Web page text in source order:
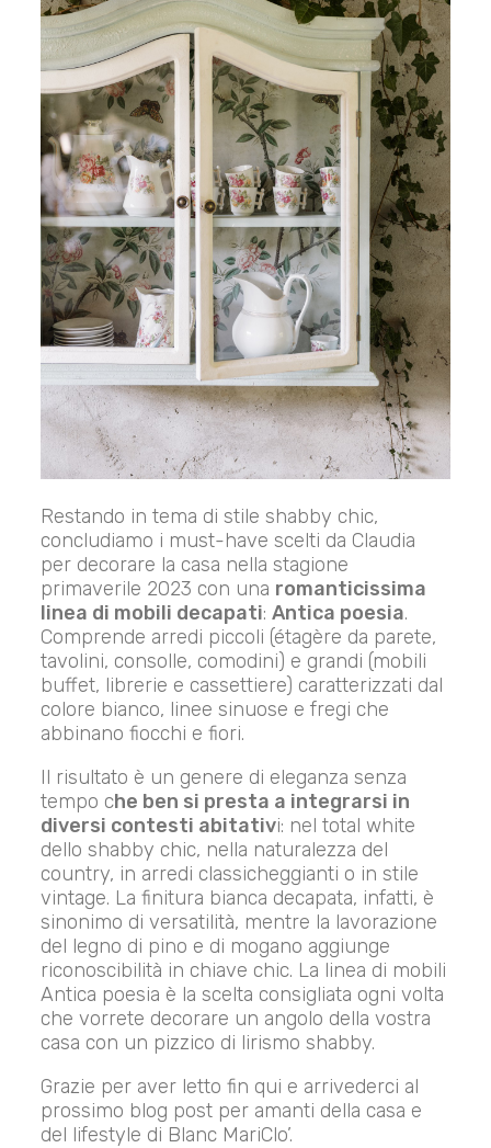
Restando in tema di stile shabby chic,
concludiamo i must-have scelti da Claudia
per decorare la casa nella stagione
primaverile 2023 con una romanticissima
linea di mobili decapati:Antica poesia.
Comprende arredi piccoli (étagère da parete,
tavolini, consolle, comodini) e grandi (mobili
buffet, librerie e cassettiere) caratterizzati dal
colore bianco, linee sinuose e fregi che
abbinano fiocchi e fiori.
Il risultato è un genere di eleganza senza
tempo che ben si presta a integrarsi in
diversi contesti abitativi: nel total white
dello shabby chic, nella naturalezza del
country, in arredi classicheggianti o in stile
vintage. La finitura bianca decapata, infatti, è
sinonimo di versatilità, mentre la lavorazione
del legno di pino e di mogano aggiunge
riconoscibilità in chiave chic. La linea di mobili
Antica poesia è la scelta consigliata ogni volta
che vorrete decorare un angolo della vostra
casa con un pizzico di lirismo shabby.
Grazie per aver letto fin qui e arrivederci al
prossimo blog post per amanti della casa e
del lifestyle di Blanc MariClo’.